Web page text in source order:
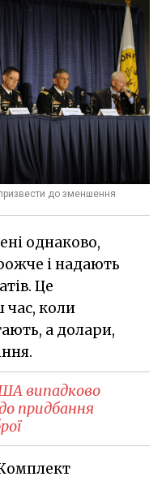
до зменшення
однаково,
і надають
Це
час, коли
а долари,
випадково
придбання